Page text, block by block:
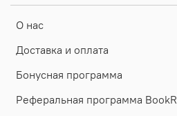
О нас
Доставка и оплата
Бонусная программа
Реферальная программа BookR